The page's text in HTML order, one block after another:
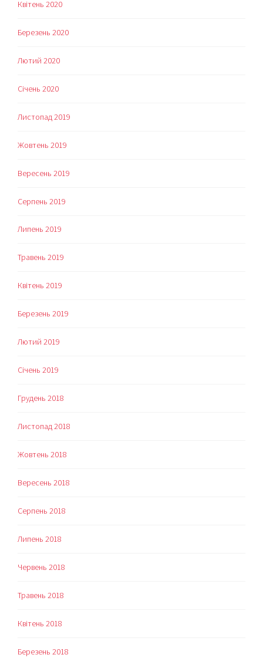
Квітень 2020
Березень 2020
Лютий 2020
Січень 2020
Листопад 2019
Жовтень 2019
Вересень 2019
Серпень 2019
Липень 2019
Травень 2019
Квітень 2019
Березень 2019
Лютий 2019
Січень 2019
Грудень 2018
Листопад 2018
Жовтень 2018
Вересень 2018
Серпень 2018
Липень 2018
Червень 2018
Травень 2018
Квітень 2018
Березень 2018